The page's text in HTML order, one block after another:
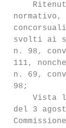
svolti ai
n. 98,
111,
n. 69,
98;
Vista
del 3